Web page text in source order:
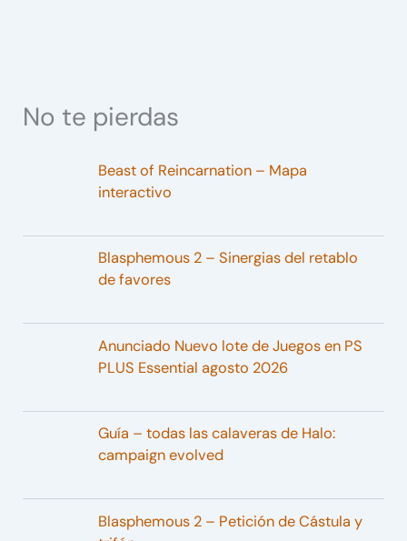
No te pierdas
Beast of Reincarnation – Mapa
interactivo
Blasphemous 2 – Sinergias del retablo
de favores
Anunciado Nuevo lote de Juegos en PS
PLUS Essential agosto 2026
Guía – todas las calaveras de Halo:
campaign evolved
Blasphemous 2 – Petición de Cástula y